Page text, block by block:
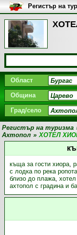
Регистър на
Област
Община
Град/село
Регистър на туризма
Ахтопол » ХОТЕЛ
къща за гости хиора,
с лодка по река
близо до плажа,
ахтопол с градина и